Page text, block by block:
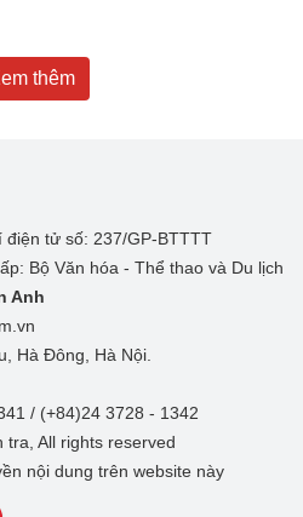
thêm
tử số: 237/GP-BTTTT
Bộ Văn hóa - Thể thao và Du lịch
Anh
Hà Đông, Hà Nội.
/ (+84)24 3728 - 1342
All rights reserved
nội dung trên website này